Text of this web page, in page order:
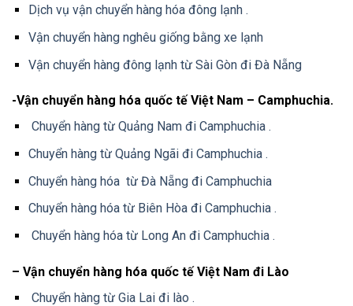
Dịch vụ vận chuyển hàng hóa đông lạnh .
Vận chuyển hàng nghêu giống bằng xe lạnh
Vận chuyển hàng đông lạnh từ Sài Gòn đi Đà Nẵng
-Vận chuyển hàng hóa quốc tế Việt Nam – Camphuchia.
Chuyển hàng từ Quảng Nam đi Camphuchia .
Chuyển hàng từ Quảng Ngãi đi Camphuchia .
Chuyển hàng hóa từ Đà Nẵng đi Camphuchia
Chuyển hàng hóa từ Biên Hòa đi Camphuchia .
Chuyển hàng hóa từ Long An đi Camphuchia .
– Vận chuyển hàng hóa quốc tế Việt Nam đi Lào
Chuyển hàng từ Gia Lai đi lào .